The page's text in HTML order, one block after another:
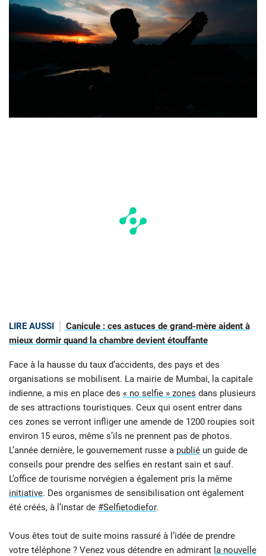
LIRE AUSSI
Canicule : ces astuces de grand-mère aident à
mieux dormir quand la chambre devient étouffante
Face à la hausse du taux d’accidents, des pays et des
organisations se mobilisent. La mairie de Mumbai, la capitale
indienne, a mis en place des « no selfie » zones dans plusieurs
de ses attractions touristiques. Ceux qui osent entrer dans
ces zones se verront infliger une amende de 1200 roupies soit
environ 15 euros, même s’ils ne prennent pas de photos.
L’année dernière, le gouvernement russe a publié un guide de
conseils pour prendre des selfies en restant sain et sauf.
L’office de tourisme norvégien a également pris la même
initiative. Des organismes de sensibilisation ont également
été créés, à l’instar de #Selfietodiefor.
Vous êtes tout de suite moins rassuré à l’idée de prendre
votre téléphone ? Venez vous détendre en admirant la nouvelle